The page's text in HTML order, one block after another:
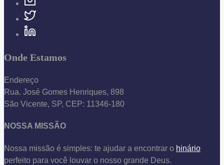
Onde Estamos
Endereço
Rua. José Gomes Henriques, 898
São Vicente, SP, CEP: 11346-180
NOSSA MISSÃO
Nossa missão é simples: te ajudar a encontrar o hinário
perfeito para você louvar o nosso grande Deus.